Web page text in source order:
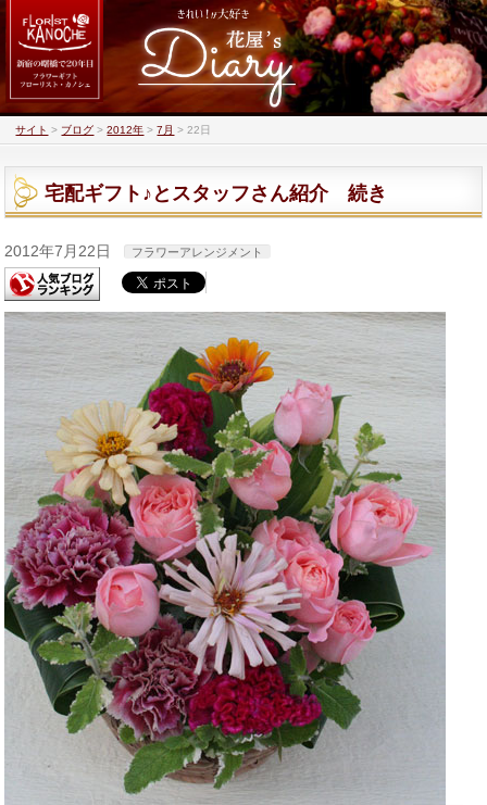
サイト > ブログ >2012年 >7月 >22日
宅配ギフト♪とスタッフさん紹介 続き
2012年7月22日 フラワーアレンジメント